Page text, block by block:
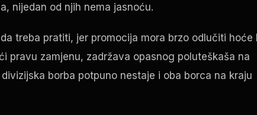
nijedan od njih nema jasnoću.
treba pratiti, jer promocija mora brzo odlučiti hoće
pravu zamjenu, zadržava opasnog poluteškaša na
borba potpuno nestaje i oba borca ​​na kraju